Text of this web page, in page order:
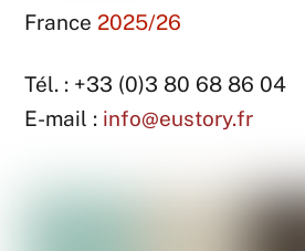
France 2025/26
Tél. : +33 (0)3 80 68 86 04
E-mail : info@eustory.fr